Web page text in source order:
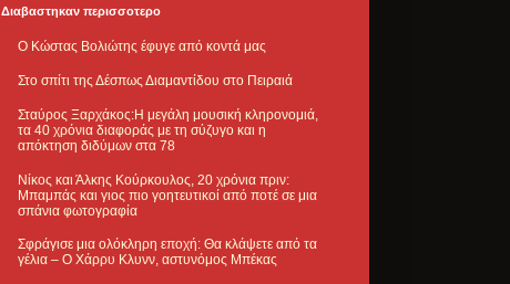
Διαβαστηκαν περισσοτερο
Ο Κώστας Βολιώτης έφυγε από κοντά μας
Στο σπίτι της Δέσπως Διαμαντίδου στο Πειραιά
Σταύρος Ξαρχάκος:Η μεγάλη μουσική κληρονομιά,
τα 40 χρόνια διαφοράς με τη σύζυγο και η
απόκτηση διδύμων στα 78
Νίκος και Άλκης Κούρκουλος, 20 χρόνια πριν:
Μπαμπάς και γιος πιο γοητευτικοί από ποτέ σε μια
σπάνια φωτογραφία
Σφράγισε μια ολόκληρη εποχή: Θα κλάψετε από τα
γέλια – Ο Χάρρυ Κλυνν, αστυνόμος Μπέκας